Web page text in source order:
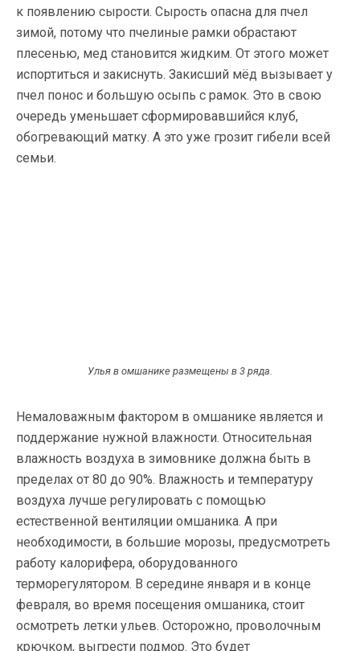
к появлению сырости. Сырость опасна для пчел
зимой, потому что пчелиные рамки обрастают
плесенью, мед становится жидким. От этого может
испортиться и закиснуть. Закисший мёд вызывает у
пчел понос и большую осыпь с рамок. Это в свою
очередь уменьшает сформировавшийся клуб,
обогревающий матку. А это уже грозит гибели всей
семьи.
Улья в омшанике размещены в 3 ряда.
Немаловажным фактором в омшанике является и
поддержание нужной влажности. Относительная
влажность воздуха в зимовнике должна быть в
пределах от 80 до 90%. Влажность и температуру
воздуха лучше регулировать с помощью
естественной вентиляции омшаника. А при
необходимости, в большие морозы, предусмотреть
работу калорифера, оборудованного
терморегулятором. В середине января и в конце
февраля, во время посещения омшаника, стоит
осмотреть летки ульев. Осторожно, проволочным
крючком, выгрести подмор. Это будет